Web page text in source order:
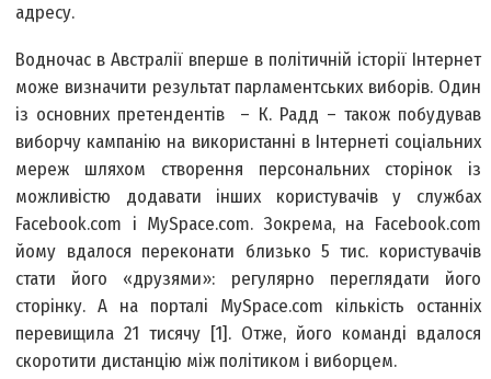
адресу.
Водночас в Австралії вперше в політичній історії Інтернет
може визначити результат парламентських виборів. Один
із основних претендентів – К. Радд – також побудував
виборчу кампанію на використанні в Інтернеті соціальних
мереж шляхом створення персональних сторінок із
можливістю додавати інших користувачів у службах
Facebook.com і MySpace.com. Зокрема, на Facebook.com
йому вдалося переконати близько 5 тис. користувачів
стати його «друзями»: регулярно переглядати його
сторінку. А на порталі MySpace.com кількість останніх
перевищила 21 тисячу [1]. Отже, його команді вдалося
скоротити дистанцію між політиком і виборцем.